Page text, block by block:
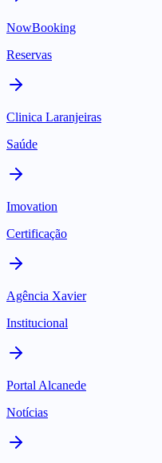
NowBooking
Reservas
Clinica Laranjeiras
Saúde
Imovation
Certificação
Agência Xavier
Institucional
Portal Alcanede
Notícias